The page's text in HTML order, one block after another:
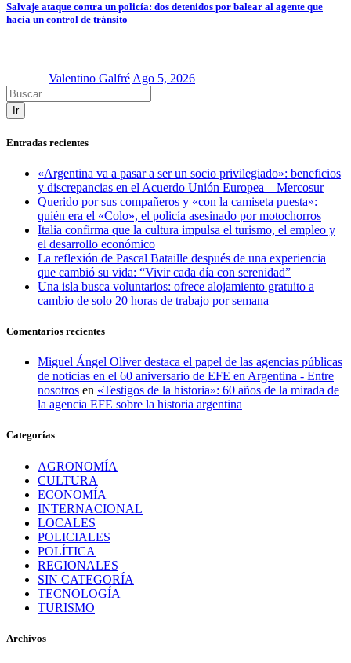
Salvaje ataque contra un policía: dos detenidos por balear al agente que
hacía un control de tránsito
Valentino GalfréAgo 5, 2026
Ir
Entradas recientes
«Argentina va a pasar a ser un socio privilegiado»: beneficios
y discrepancias en el Acuerdo Unión Europea – Mercosur
Querido por sus compañeros y «con la camiseta puesta»:
quién era el «Colo», el policía asesinado por motochorros
Italia confirma que la cultura impulsa el turismo, el empleo y
el desarrollo económico
La reflexión de Pascal Bataille después de una experiencia
que cambió su vida: “Vivir cada día con serenidad”
Una isla busca voluntarios: ofrece alojamiento gratuito a
cambio de solo 20 horas de trabajo por semana
Comentarios recientes
Miguel Ángel Oliver destaca el papel de las agencias públicas
de noticias en el 60 aniversario de EFE en Argentina - Entre
nosotros en «Testigos de la historia»: 60 años de la mirada de
la agencia EFE sobre la historia argentina
Categorías
AGRONOMÍA
CULTURA
ECONOMÍA
INTERNACIONAL
LOCALES
POLICIALES
POLÍTICA
REGIONALES
SIN CATEGORÍA
TECNOLOGÍA
TURISMO
Archivos